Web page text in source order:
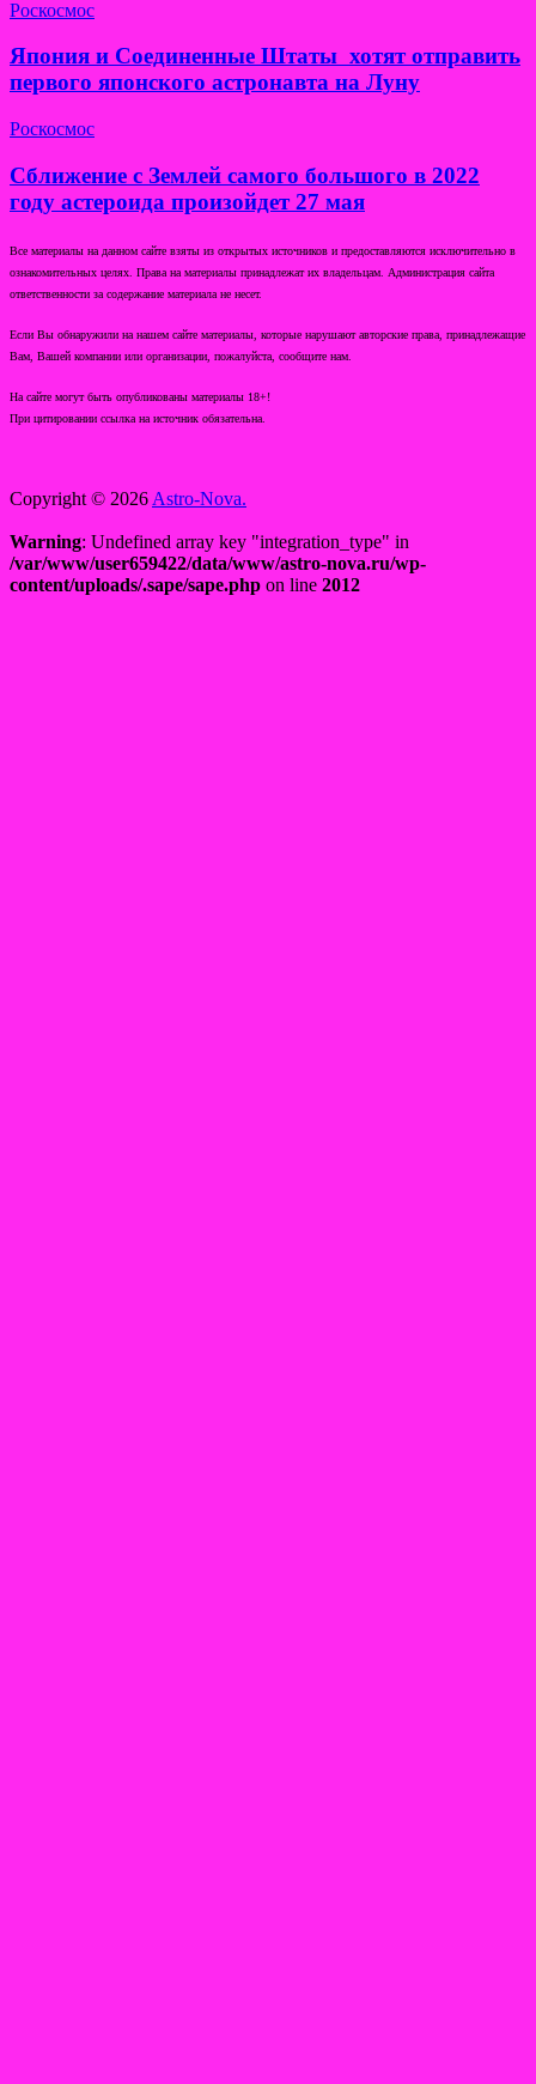
Роскосмос
Япония и Соединенные Штаты хотят отправить
первого японского астронавта на Луну
Роскосмос
Сближение с Землей самого большого в 2022
году астероида произойдет 27 мая
Все материалы на данном сайте взяты из открытых источников и предоставляются исключительно в
ознакомительных целях. Права на материалы принадлежат их владельцам. Администрация сайта
ответственности за содержание материала не несет.
Если Вы обнаружили на нашем сайте материалы, которые нарушают авторские права, принадлежащие
Вам, Вашей компании или организации, пожалуйста, сообщите нам.
На сайте могут быть опубликованы материалы 18+!
При цитировании ссылка на источник обязательна.
Copyright © 2026 Astro-Nova.
Warning: Undefined array key "integration_type" in
/var/www/user659422/data/www/astro-nova.ru/wp-
content/uploads/.sape/sape.php on line 2012